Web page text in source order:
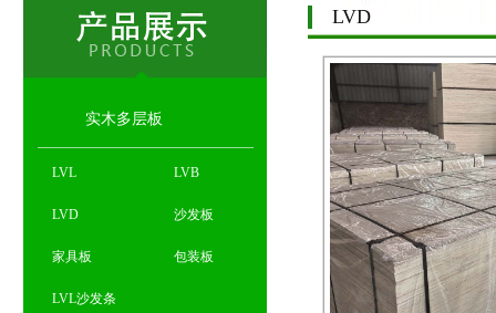
实木多层板
LVL LVB
LVD 沙发板
家具板 包装板
LVL沙发条
LVD